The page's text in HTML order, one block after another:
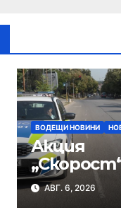
ВОДЕЩИ НОВИНИ
Акция
Засякоха
шофьор да
АВГ. 6, 2026